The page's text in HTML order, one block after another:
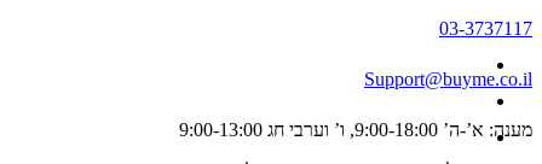
03-3737117
Support@buyme.co.il
מענה: א’-ה’ 9:00-18:00, ו’ וערבי חג 9:00-13:00